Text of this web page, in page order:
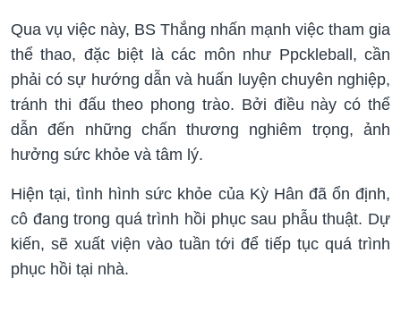
Qua vụ việc này, BS Thắng nhấn mạnh việc tham gia
thể thao, đặc biệt là các môn như Ppckleball, cần
phải có sự hướng dẫn và huấn luyện chuyên nghiệp,
tránh thi đấu theo phong trào. Bởi điều này có thể
dẫn đến những chấn thương nghiêm trọng, ảnh
hưởng sức khỏe và tâm lý.
Hiện tại, tình hình sức khỏe của Kỳ Hân đã ổn định,
cô đang trong quá trình hồi phục sau phẫu thuật. Dự
kiến, sẽ xuất viện vào tuần tới để tiếp tục quá trình
phục hồi tại nhà.